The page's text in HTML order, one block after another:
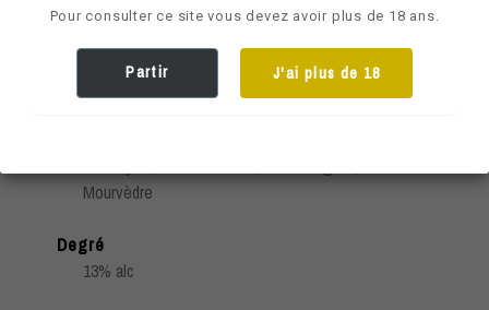
Appellation
Mourvèdre
Degré
13% alc
Pour consulter ce site vous devez avoir plus de 18 ans.
Partir J'ai plus de 18